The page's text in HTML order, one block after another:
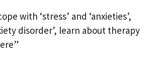
with ‘stress’ and ‘anxieties’,
disorder’, learn about therapy